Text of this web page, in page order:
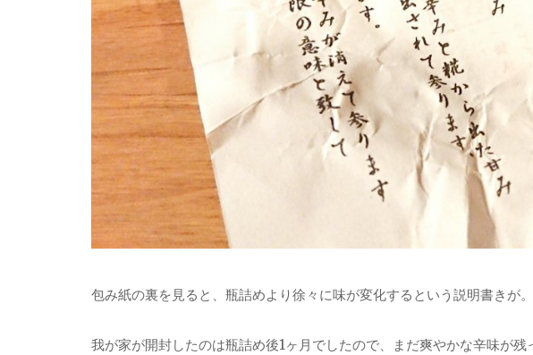
包み紙の裏を見ると、瓶詰めより徐々に味が変化するという説明書きが。
我が家が開封したのは瓶詰め後1ヶ月でしたので、まだ爽やかな辛味が